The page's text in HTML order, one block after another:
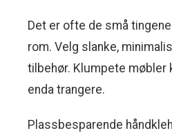
Det er ofte de små
rom. Velg slanke,
tilbehør. Klumpete møbler
enda trangere.
Plassbesparende